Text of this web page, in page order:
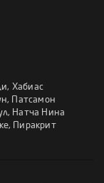
, Хабиас
,
Патсамон
, Натча Нина
,
Пиракрит